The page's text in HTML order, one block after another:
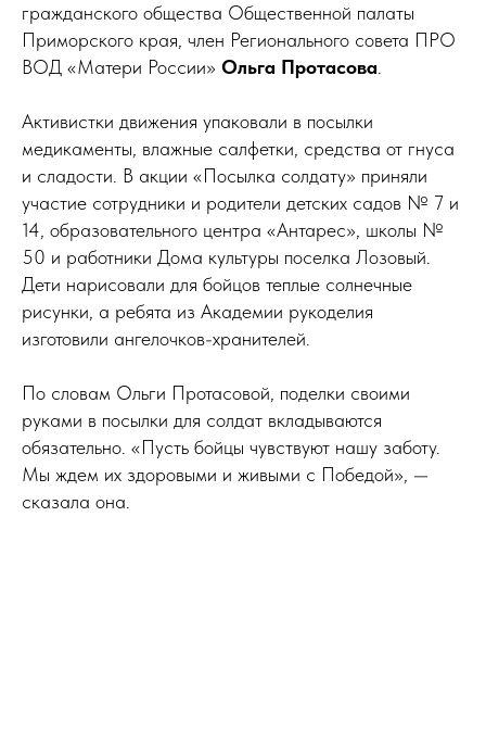
гражданского общества Общественной палаты
Приморского края, член Регионального совета ПРО
ВОД «Матери России» Ольга Протасова
Активистки движения упаковали в посылки
медикаменты, влажные салфетки, средства от гнуса
и сладости. В акции «Посылка солдату» приняли
участие сотрудники и родители детских садов № 7 и
14, образовательного центра «Антарес», школы №
50 и работники Дома культуры поселка Лозовый.
Дети нарисовали для бойцов теплые солнечные
рисунки, а ребята из Академии рукоделия
изготовили ангелочков-хранителей.
По словам Ольги Протасовой, поделки своими
руками в посылки для солдат вкладываются
обязательно. «Пусть бойцы чувствуют нашу заботу.
Мы ждем их здоровыми и живыми с Победой», —
сказала она.